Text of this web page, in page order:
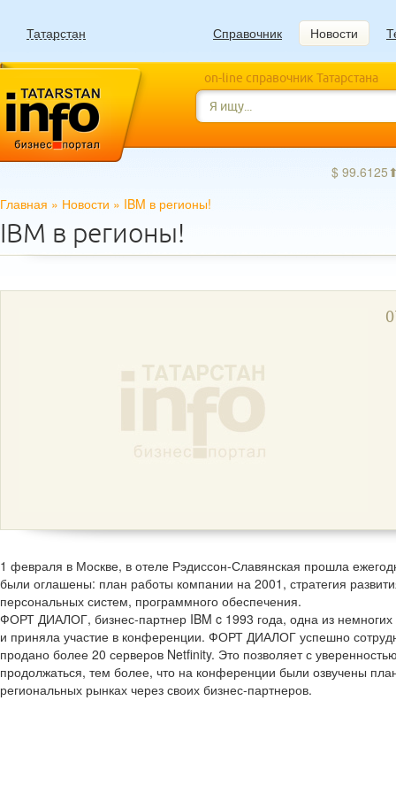
Татарстан Справочник Новости
on-line справочник Татарстана
$
Главная » Новости » IBM в регионы!
IBM в регионы!
1 февраля в Москве, в отеле Рэдиссон-Славянская прошла
были оглашены: план работы компании на 2001, стратегия
персональных систем, программного обеспечения.
ФОРТ ДИАЛОГ, бизнес-партнер IBM c 1993 года, одна из
и приняла участие в конференции. ФОРТ ДИАЛОГ успешно
продано более 20 серверов Netfinity. Это позволяет с
продолжаться, тем более, что на конференции были озвучены
региональных рынках через своих бизнес-партнеров.